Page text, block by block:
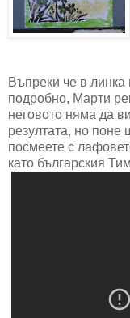
Въпреки че в
подробно, Марти
неговото няма да
резултата, но поне
посмеете с
като българския